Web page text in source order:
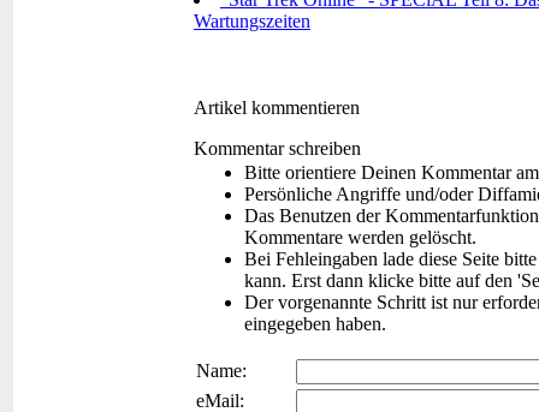
Wartungszeiten
Artikel kommentieren
Kommentar schreiben
Bitte orientiere Deinen Kommentar
Persönliche Angriffe und/oder
Das Benutzen der
Kommentare werden gelöscht.
Bei Fehleingaben lade diese Seite
kann. Erst dann klicke bitte auf den
Der vorgenannte Schritt ist nur
eingegeben haben.
Name:
eMail: